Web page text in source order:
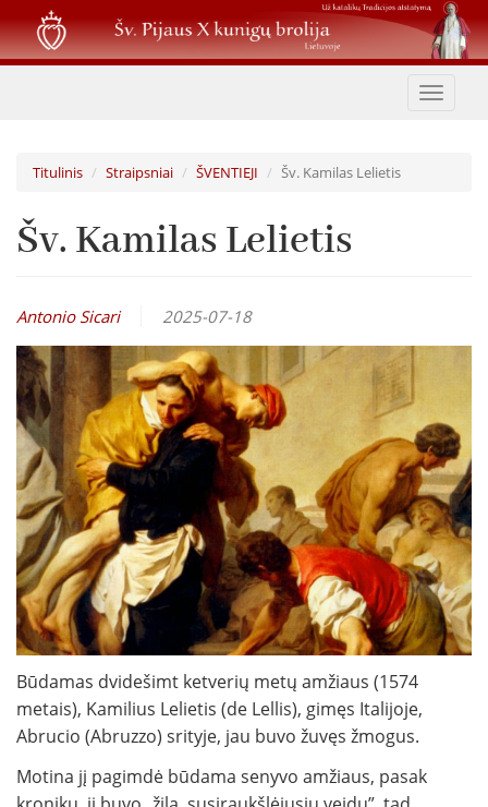
Pereiti
į
pagrindinį
Toggle
Titulinis Straipsniai ŠVENTIEJI Šv. Kamilas Lelietis
Šv. Kamilas Lelietis
Antonio Sicari 2025-07-18
Būdamas dvidešimt ketverių metų amžiaus (1574
metais), Kamilius Lelietis (de Lellis), gimęs Italijoje,
Abrucio (Abruzzo) srityje, jau buvo žuvęs žmogus.
Motina jį pagimdė būdama senyvo amžiaus, pasak